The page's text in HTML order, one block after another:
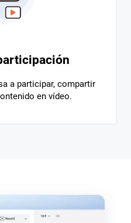
a participar, compartir
en vídeo.